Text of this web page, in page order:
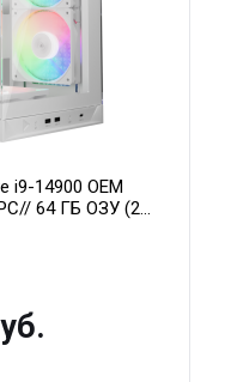
i9-14900 OEM
64 ГБ ОЗУ (2
WATERFORCE